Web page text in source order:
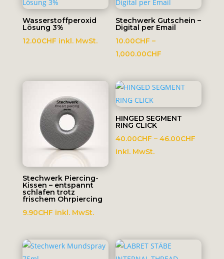
Wasserstoffperoxid
Lösung 3%
12.00CHF inkl. MwSt.
Stechwerk Gutschein –
Digital per Email
10.00CHF –
1,000.00CHF
bis
1,000.00CHF
Stechwerk Piercing-
Kissen – entspannt
schlafen trotz
frischem Ohrpiercing
9.90CHF inkl. MwSt.
HINGED SEGMENT
RING CLICK
40.00CHF –46.00CHF
inkl. MwSt.